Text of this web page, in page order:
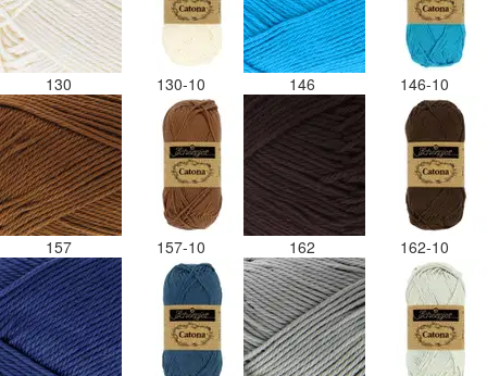
130 130-10 146 146-10
157 157-10 162 162-10